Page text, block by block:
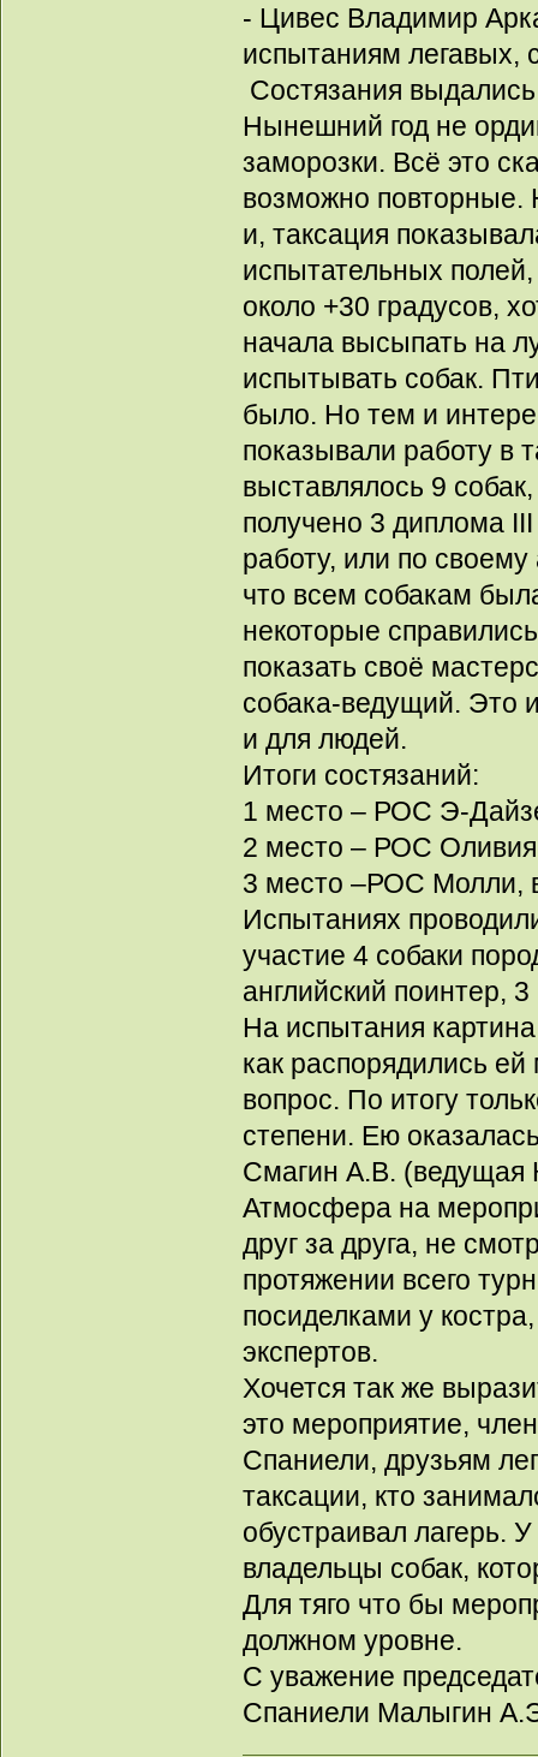
- Цивес Владимир
испытаниям легавых,
Состязания
Нынешний год не
заморозки. Всё это
возможно повторные.
и, таксация
испытательных
около +30 градусов,
начала высыпать на
испытывать собак.
было. Но тем и
показывали работу в
выставлялось 9
получено 3 диплома
работу, или по своему
что всем собакам
некоторые
показать своё
собака-ведущий. Это
и для людей.
Итоги состязаний:
1 место – РОС Э-
2 место – РОС
3 место –РОС Молли,
Испытаниях
участие 4 собаки
английский поинтер,
На испытания
как распорядились
вопрос. По итогу
степени. Ею
Смагин А.В. (ведущая
Атмосфера на
друг за друга, не
протяжении всего
посиделками у
экспертов.
Хочется так же
это мероприятие,
Спаниели, друзьям
таксации, кто
обустраивал лагерь.
владельцы собак,
Для тяго что бы
должном уровне.
С уважение
Спаниели Малыгин